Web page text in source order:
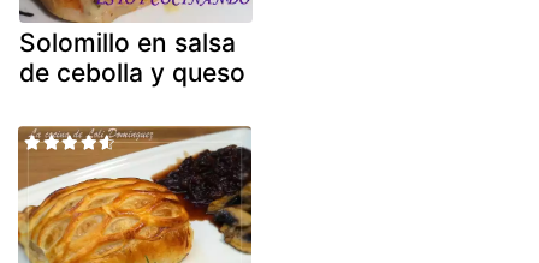
Solomillo en salsa
de cebolla y queso